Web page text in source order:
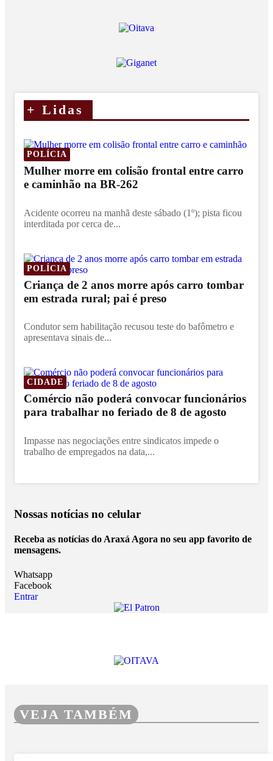
+ Lidas
POLÍCIA
Mulher morre em colisão frontal entre carro
e caminhão na BR-262
Acidente ocorreu na manhã deste sábado (1º); pista ficou
interditada por cerca de...
POLÍCIA
Criança de 2 anos morre após carro tombar
em estrada rural; pai é preso
Condutor sem habilitação recusou teste do bafômetro e
apresentava sinais de...
CIDADE
Comércio não poderá convocar funcionários
para trabalhar no feriado de 8 de agosto
Impasse nas negociações entre sindicatos impede o
trabalho de empregados na data,...
Nossas notícias no celular
Receba as notícias do Araxá Agora no seu app favorito de
mensagens.
Whatsapp
Facebook
Entrar
VEJA TAMBÉM